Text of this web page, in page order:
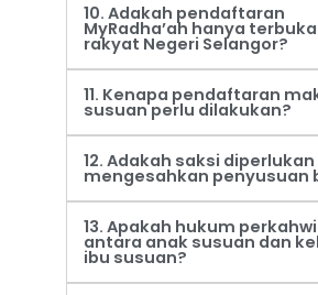
10. Adakah pendaftaran
MyRadha’ah hanya
rakyat Negeri Selangor?
11. Kenapa pendaftaran
susuan perlu dilakukan?
12. Adakah saksi
mengesahkan penyusuan
13. Apakah hukum
antara anak susuan dan
ibu susuan?